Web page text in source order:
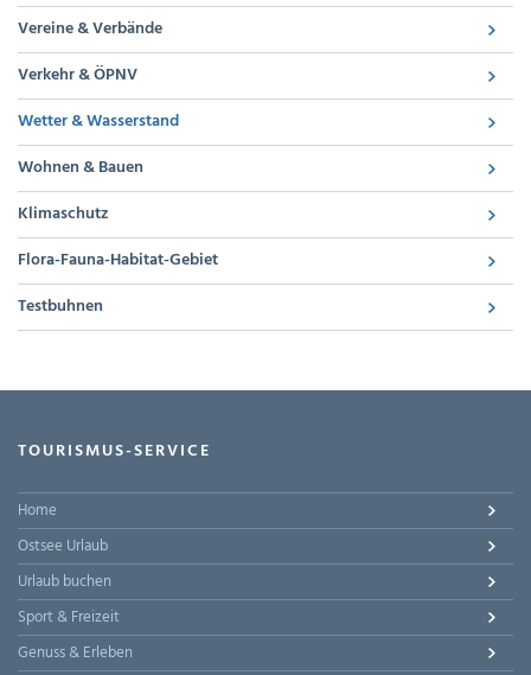
Vereine & Verbände
Verkehr & ÖPNV
Wetter & Wasserstand
Wohnen & Bauen
Klimaschutz
Flora-Fauna-Habitat-Gebiet
Testbuhnen
TOURISMUS-SERVICE
Home
Ostsee Urlaub
Urlaub buchen
Sport & Freizeit
Genuss & Erleben